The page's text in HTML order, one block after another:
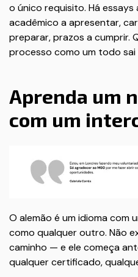
o único requisito. Há
acadêmico a apresentar,
preparar, prazos a cumprir.
processo como um todo sai
Aprenda um
com um
O alemão é um idioma com
como qualquer outro. Não
caminho — e ele começa
qualquer certificado,